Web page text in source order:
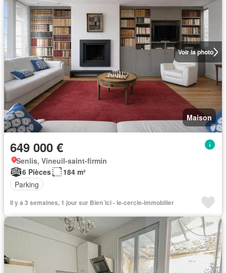
Voir la photo
Maison
649 000 €
Senlis, Vineuil-saint-firmin
6 Pièces
184 m²
Parking
Il y a 3 semaines, 1 jour sur Bien´ici - le-cercle-immobilier